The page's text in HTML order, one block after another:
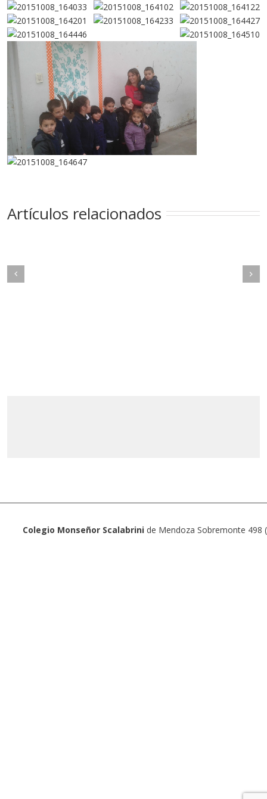
Artículos relacionados
Colegio Monseñor Scalabrini de Mendoza Sobremonte 498